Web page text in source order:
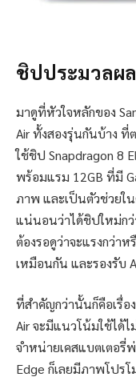
ชิปประมวลผ
มาดูที่หัวใจหลักของ
Air ทั้งสองรุ่นกันบ้าง ที่
ใช้ชิป Snapdragon 8
พร้อมแรม 12GB ที่มี
ภาพ และเป็นตัวช่วยใ
แน่นอนว่าได้ชิปใหม่กว่
ต้องรอดูว่าจะแรงกว่า
เหมือนกัน และรองรับ
ที่สำคัญกว่านั้นก็คือเรื่อ
Air จะมีแนวโน้มใช้ได้ไ
จำหน่ายเคสแบตเตอรี่
Edge ก็เลยมีภาพโปร